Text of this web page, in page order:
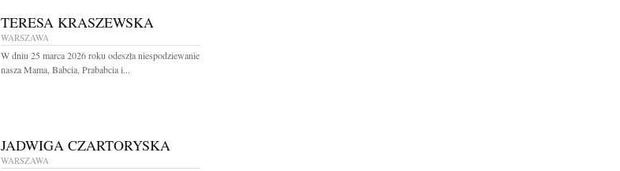
TERESA KRASZEWSKA
WARSZAWA
W dniu 25 marca 2026 roku odeszła niespodziewanie
nasza Mama, Babcia, Prababcia i...
JADWIGA CZARTORYSKA
WARSZAWA